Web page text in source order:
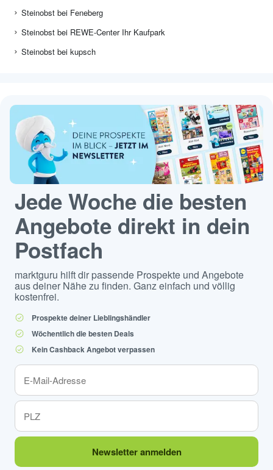
Steinobst bei Feneberg
Steinobst bei REWE-Center Ihr Kaufpark
Steinobst bei kupsch
Jede Woche die besten
Angebote direkt in dein
Postfach
marktguru hilft dir passende Prospekte und Angebote
aus deiner Nähe zu finden. Ganz einfach und völlig
kostenfrei.
Prospekte deiner Lieblingshändler
Wöchentlich die besten Deals
Kein Cashback Angebot verpassen
Newsletter anmelden